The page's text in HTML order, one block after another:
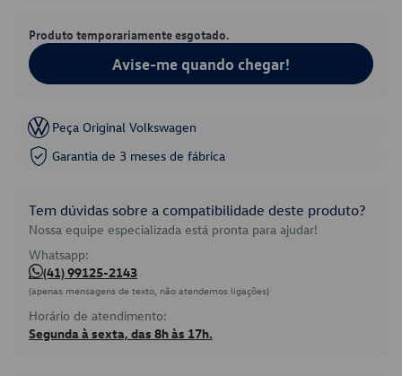
Produto temporariamente esgotado.
Avise-me quando chegar!
Peça Original Volkswagen
Garantia de 3 meses de fábrica
Tem dúvidas sobre a compatibilidade deste produto?
Nossa equipe especializada está pronta para ajudar!
Whatsapp:
(41) 99125-2143
(apenas mensagens de texto, não atendemos ligações)
Horário de atendimento:
Segunda à sexta, das 8h às 17h.